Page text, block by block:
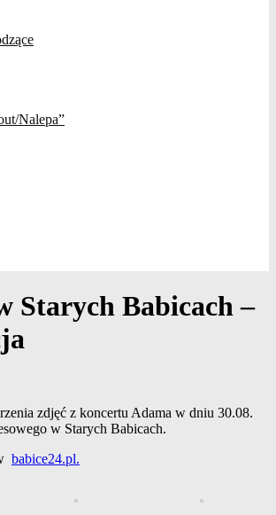
Nalepa”
Starych Babicach –
zdjęć z koncertu Adama w dniu 30.08.
w Starych Babicach.
babice24.pl.